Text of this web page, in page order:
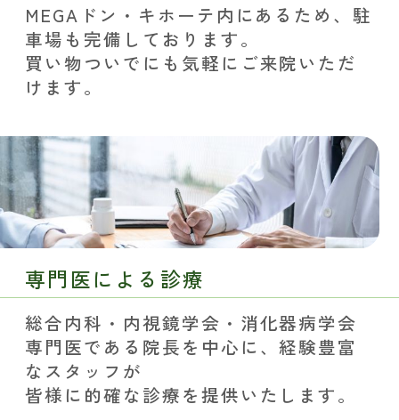
MEGAドン・キホーテ内にあるため、駐
車場も完備しております。
買い物ついでにも気軽にご来院いただ
けます。
専門医による診療
総合内科・内視鏡学会・消化器病学会
専門医である院長を中心に、経験豊富
なスタッフが
皆様に的確な診療を提供いたします。